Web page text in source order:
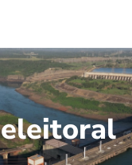
eleitoral